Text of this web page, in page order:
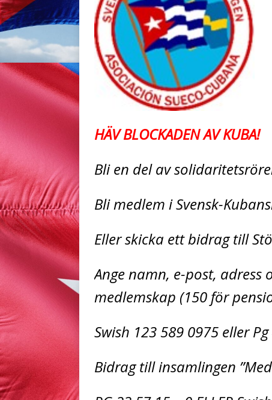
HÄV BLOCKADEN AV KUBA!
Bli en del av
Bli medlem i Svensk-
Eller skicka ett bidrag till
Ange namn, e-post, adress
medlemskap (150 för
Swish 123 589 0975 eller
Bidrag till insamlingen